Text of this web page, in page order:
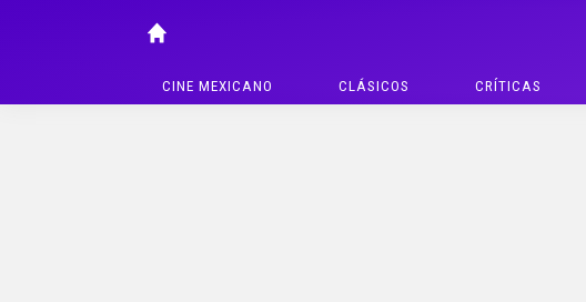
CINE MEXICANO CLÁSICOS CRÍTICAS